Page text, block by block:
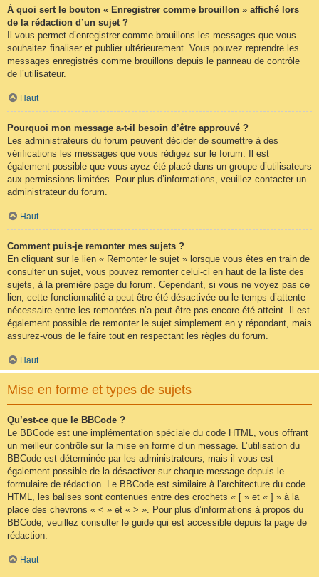
À quoi sert le bouton « Enregistrer comme brouillon » affiché lors
de la rédaction d’un sujet ?
Il vous permet d’enregistrer comme brouillons les messages que vous
souhaitez finaliser et publier ultérieurement. Vous pouvez reprendre les
messages enregistrés comme brouillons depuis le panneau de contrôle
de l’utilisateur.
Haut
Pourquoi mon message a-t-il besoin d’être approuvé ?
Les administrateurs du forum peuvent décider de soumettre à des
vérifications les messages que vous rédigez sur le forum. Il est
également possible que vous ayez été placé dans un groupe d’utilisateurs
aux permissions limitées. Pour plus d’informations, veuillez contacter un
administrateur du forum.
Haut
Comment puis-je remonter mes sujets ?
En cliquant sur le lien « Remonter le sujet » lorsque vous êtes en train de
consulter un sujet, vous pouvez remonter celui-ci en haut de la liste des
sujets, à la première page du forum. Cependant, si vous ne voyez pas ce
lien, cette fonctionnalité a peut-être été désactivée ou le temps d’attente
nécessaire entre les remontées n’a peut-être pas encore été atteint. Il est
également possible de remonter le sujet simplement en y répondant, mais
assurez-vous de le faire tout en respectant les règles du forum.
Haut
Mise en forme et types de sujets
Qu’est-ce que le BBCode ?
Le BBCode est une implémentation spéciale du code HTML, vous offrant
un meilleur contrôle sur la mise en forme d’un message. L’utilisation du
BBCode est déterminée par les administrateurs, mais il vous est
également possible de la désactiver sur chaque message depuis le
formulaire de rédaction. Le BBCode est similaire à l’architecture du code
HTML, les balises sont contenues entre des crochets « [ » et « ] » à la
place des chevrons « < » et « > ». Pour plus d’informations à propos du
BBCode, veuillez consulter le guide qui est accessible depuis la page de
rédaction.
Haut